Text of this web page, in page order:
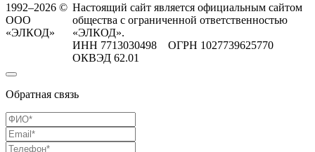
1992–2026 ©
ООО
«ЭЛКОД»
Настоящий сайт является официальным сайтом
общества с ограниченной ответственностью
«ЭЛКОД».
ИНН 7713030498 ОГРН 1027739625770
ОКВЭД 62.01
Обратная связь